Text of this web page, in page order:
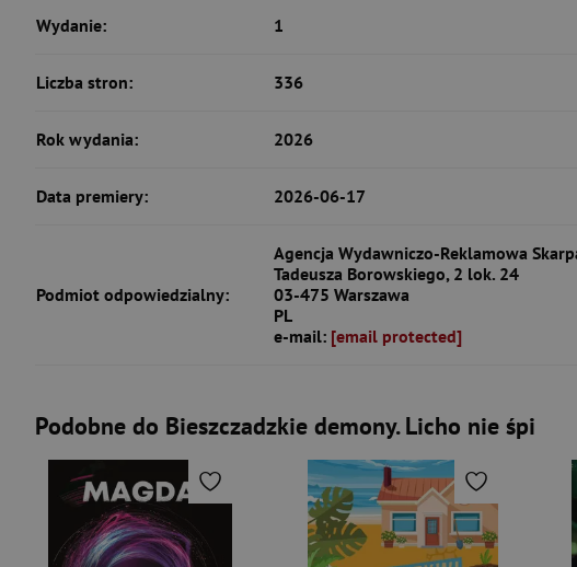
Wydanie: 1
Liczba stron: 336
Rok wydania: 2026
Data premiery: 2026-06-17
Podmiot odpowiedzialny:
Agencja Wydawniczo-Reklamowa
Tadeusza Borowskiego, 2 lok. 24
03-475 Warszawa
PL
e-mail: [email protected]
Podobne do Bieszczadzkie demony. Licho nie śpi